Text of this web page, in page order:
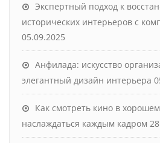
Экспертный подход к
исторических интерьеров с
05.09.2025
Анфилада: искусство
элегантный дизайн интерьера
Как смотреть кино в
наслаждаться каждым кадром